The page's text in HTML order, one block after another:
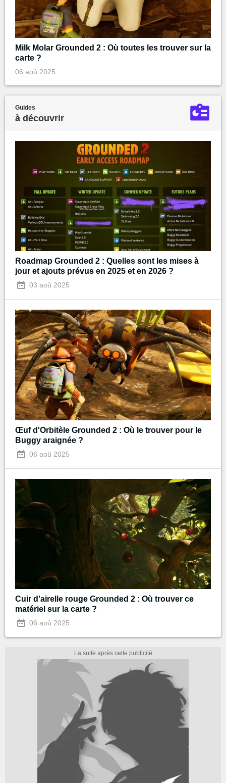
Milk Molar Grounded 2 : Où toutes les trouver sur la
carte ?
06 aoû 2025
Guides
à découvrir
Roadmap Grounded 2 : Quelles sont les mises à
jour et ajouts prévus en 2025 et en 2026 ?
03 aoû 2025
Œuf d'Orbitèle Grounded 2 : Où le trouver pour le
Buggy araignée ?
06 aoû 2025
Cuir d'airelle rouge Grounded 2 : Où trouver ce
matériel sur la carte ?
06 aoû 2025